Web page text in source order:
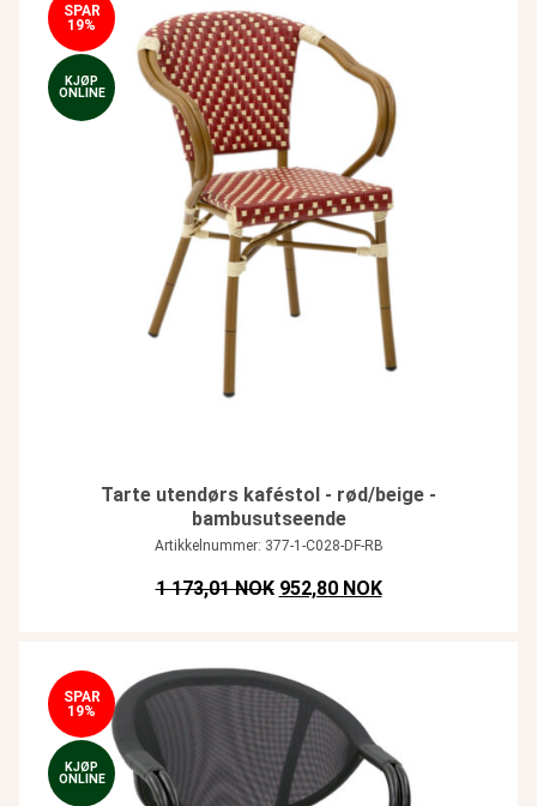
SPAR
19%
KJØP
ONLINE
Tarte utendørs kaféstol - rød/beige -
bambusutseende
Artikkelnummer: 377-1-C028-DF-RB
1 173,01 NOK Opprinnelig pris var: NOK
952,80 NOKNåværende pris
SPAR
19%
KJØP
ONLINE